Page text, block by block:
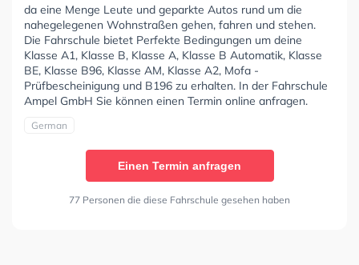
da eine Menge Leute und geparkte Autos rund um die
nahegelegenen Wohnstraßen gehen, fahren und stehen.
Die Fahrschule bietet Perfekte Bedingungen um deine
Klasse A1, Klasse B, Klasse A, Klasse B Automatik, Klasse
BE, Klasse B96, Klasse AM, Klasse A2, Mofa -
Prüfbescheinigung und B196 zu erhalten. In der Fahrschule
Ampel GmbH Sie können einen Termin online anfragen.
German
Einen Termin anfragen
77 Personen die diese Fahrschule gesehen haben